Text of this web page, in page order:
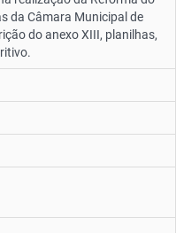
da Câmara Municipal de
do anexo XIII, planilhas,